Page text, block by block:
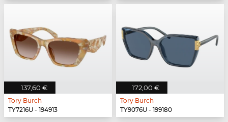
137,60 €
Tory Burch
TY7216U - 194913
172,00 €
Tory Burch
TY9076U - 199180